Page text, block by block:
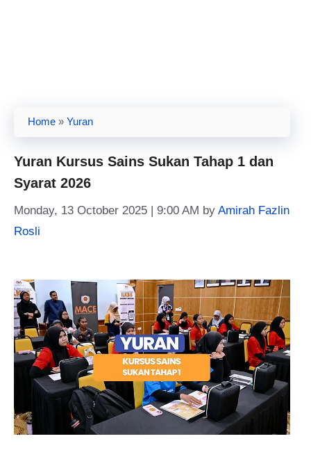
Home » Yuran
Yuran Kursus Sains Sukan Tahap 1 dan
Syarat 2026
Monday, 13 October 2025 | 9:00 AM by Amirah Fazlin
Rosli